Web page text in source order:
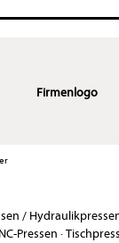
Firmenlogo
/
Pressen ·